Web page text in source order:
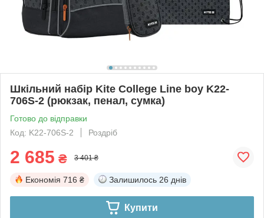
Шкільний набір Kite College Line boy K22-
706S-2 (рюкзак, пенал, сумка)
Готово до відправки
Код: K22-706S-2
Роздріб
2 685 ₴ 3 401 ₴
Економія 716 ₴ Залишилось 26 днів
Купити